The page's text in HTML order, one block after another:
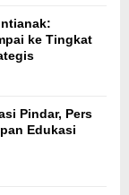
ke Tingkat
Pindar, Pers
Edukasi